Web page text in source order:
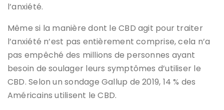
l’anxiété.
Même si la manière dont le CBD agit pour traiter
l’anxiété n’est pas entièrement comprise, cela n’a
pas empêché des millions de personnes ayant
besoin de soulager leurs symptômes d’utiliser le
CBD. Selon un sondage Gallup de 2019, 14 % des
Américains utilisent le CBD.